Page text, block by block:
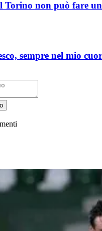
Torino non può fare
sempre nel mio